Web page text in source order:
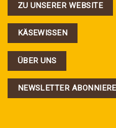
ZU UNSERER WEBSITE
KÄSEWISSEN
ÜBER UNS
NEWSLETTER